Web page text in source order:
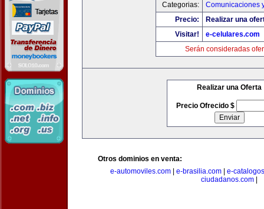
Categorias:
Comunicaciones
Precio:
Realizar una
Visitar!
e-celulares.com
Serán consideradas
Realizar una Oferta
Precio Ofrecido $
Otros dominios en venta:
e-automoviles.com
e-brasilia.com
e-
ciudadanos.com